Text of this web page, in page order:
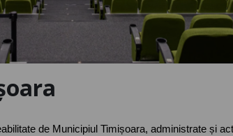
de Municipiul Timișoara, administrate și